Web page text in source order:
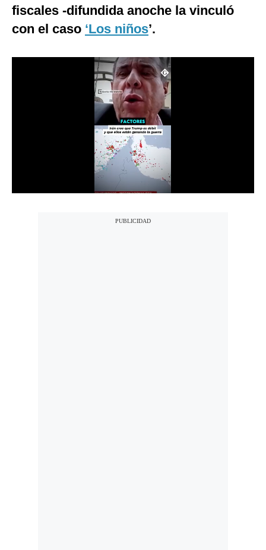
Internacional
Tecnología
Club del Suscriptor
fiscales -difundida anoche la vinculó
con el caso ‘Los niños’.